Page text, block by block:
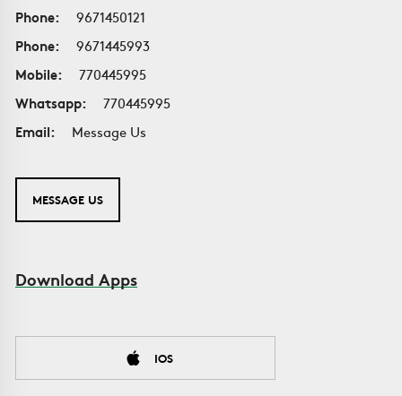
Phone:
9671450121
Phone:
9671445993
Mobile:
770445995
Whatsapp:
770445995
Email:
Message Us
MESSAGE US
Download Apps
IOS